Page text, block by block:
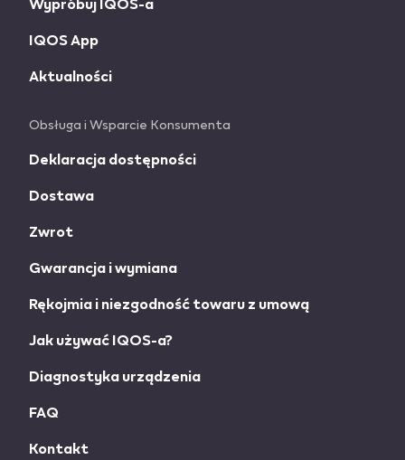
IQOS App
Aktualności
Obsługa i Wsparcie Konsumenta
Deklaracja dostępności
Dostawa
Zwrot
Gwarancja i wymiana
Rękojmia i niezgodność towaru z umową
Jak używać IQOS-a?
Diagnostyka urządzenia
FAQ
Kontakt